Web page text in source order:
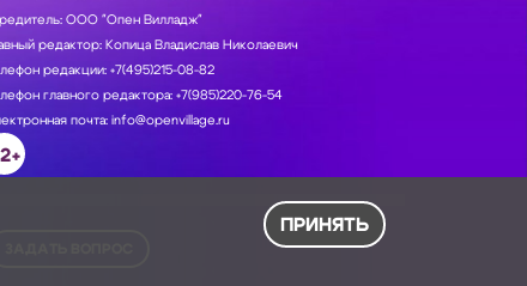
ООО "Опен Вилладж"
редактор: Копица Владислав Николаевич
редакции: +7(495)215-08-82
главного редактора: +7(985)220-76-54
почта: info@openvillage.ru
ПРИНЯТЬ